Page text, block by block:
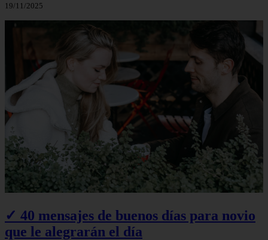
19/11/2025
✓ 40 mensajes de buenos días para novio
que le alegrarán el día